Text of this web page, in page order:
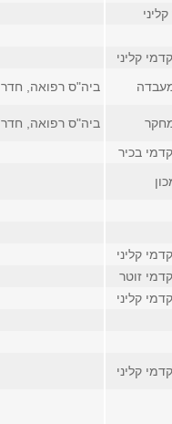
קליני
ביה"ס רפואה, חדר 810
ביה"ס רפואה, חדר 810
בכיר
קליני
זוטר
קליני
קליני